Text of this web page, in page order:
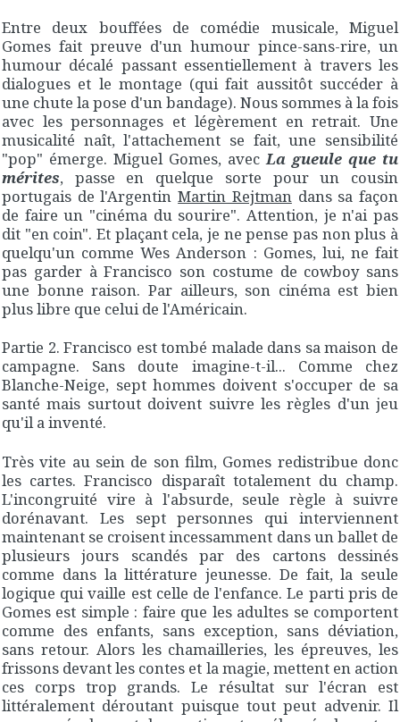
Entre deux bouffées de comédie musicale, Miguel
Gomes fait preuve d'un humour pince-sans-rire, un
humour décalé passant essentiellement à travers les
dialogues et le montage (qui fait aussitôt succéder à
une chute la pose d'un bandage). Nous sommes à la fois
avec les personnages et légèrement en retrait. Une
musicalité naît, l'attachement se fait, une sensibilité
"pop" émerge. Miguel Gomes, avecLa gueule que tu
mérites, passe en quelque sorte pour un cousin
portugais de l'ArgentinMartin Rejtmandans sa façon
de faire un "cinéma du sourire". Attention, je n'ai pas
dit "en coin". Et plaçant cela, je ne pense pas non plus à
quelqu'un comme Wes Anderson : Gomes, lui, ne fait
pas garder à Francisco son costume de cowboy sans
une bonne raison. Par ailleurs, son cinéma est bien
plus libre que celui de l'Américain.
Partie 2. Francisco est tombé malade dans sa maison de
campagne. Sans doute imagine-t-il... Comme chez
Blanche-Neige, sept hommes doivent s'occuper de sa
santé mais surtout doivent suivre les règles d'un jeu
qu'il a inventé.
Très vite au sein de son film, Gomes redistribue donc
les cartes. Francisco disparaît totalement du champ.
L'incongruité vire à l'absurde, seule règle à suivre
dorénavant. Les sept personnes qui interviennent
maintenant se croisent incessamment dans un ballet de
plusieurs jours scandés par des cartons dessinés
comme dans la littérature jeunesse. De fait, la seule
logique qui vaille est celle de l'enfance. Le parti pris de
Gomes est simple : faire que les adultes se comportent
comme des enfants, sans exception, sans déviation,
sans retour. Alors les chamailleries, les épreuves, les
frissons devant les contes et la magie, mettent en action
ces corps trop grands. Le résultat sur l'écran est
littéralement déroutant puisque tout peut advenir. Il